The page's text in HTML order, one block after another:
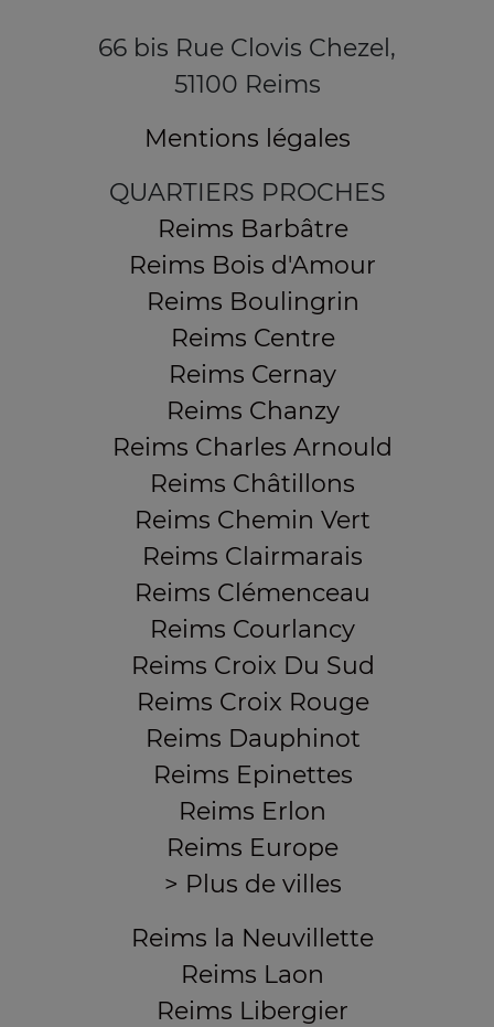
66 bis Rue Clovis Chezel,
51100 Reims
Mentions légales
QUARTIERS PROCHES
Reims Barbâtre
Reims Bois d'Amour
Reims Boulingrin
Reims Centre
Reims Cernay
Reims Chanzy
Reims Charles Arnould
Reims Châtillons
Reims Chemin Vert
Reims Clairmarais
Reims Clémenceau
Reims Courlancy
Reims Croix Du Sud
Reims Croix Rouge
Reims Dauphinot
Reims Epinettes
Reims Erlon
Reims Europe
> Plus de villes
Reims la Neuvillette
Reims Laon
Reims Libergier